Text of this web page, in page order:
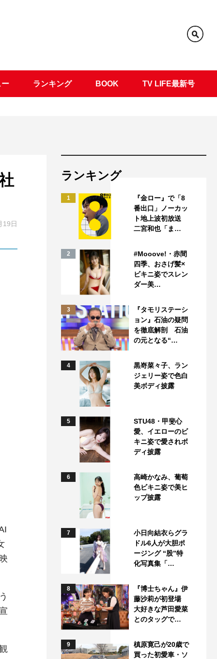
ー ランキング BOOK TV LIFE最新号
19日
ランキング
1
『金ロー』で「8
番出口」ノーカッ
ト地上波初放送
二宮和也「ま…
2
#Mooove!・赤間
四季、おさげ髪×
ビキニ姿でスレン
ダー美…
3
『タモリステーシ
ョン』石油の疑問
を徹底解剖 石油
の元となる“…
4
黒嵜菜々子、ラン
ジェリー姿で色白
美ボディ披露
5
STU48・甲斐心
愛、イエローのビ
キニ姿で愛されボ
ディ披露
6
高崎かなみ、葡萄
色ビキニ姿で美ヒ
ップ披露
7
小日向結衣らグラ
ドル6人が大胆ポ
ージング “股”特
化写真集「…
8
『博士ちゃん』伊
藤沙莉が初登場
大好きな芦田愛菜
とのタッグで…
9
槙原寛己が20歳で
買った初愛車・ソ